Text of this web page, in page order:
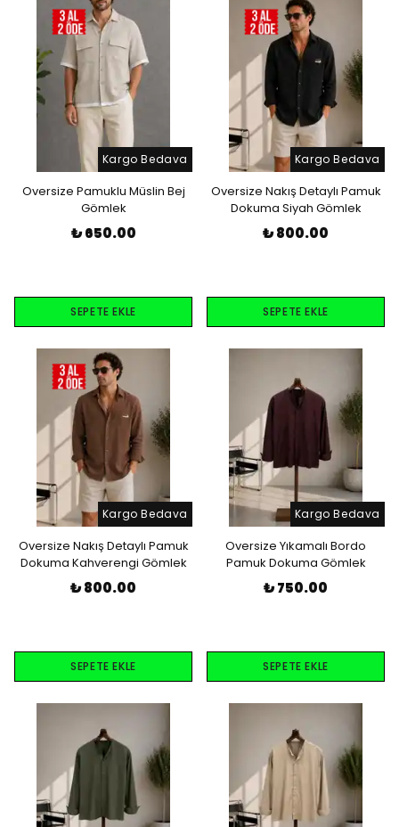
Kargo Bedava
Oversize Pamuklu Müslin Bej
Gömlek
₺ 650.00
SEPETE EKLE
Kargo Bedava
Oversize Nakış Detaylı Pamuk
Dokuma Siyah Gömlek
₺ 800.00
SEPETE EKLE
Kargo Bedava
Oversize Nakış Detaylı Pamuk
Dokuma Kahverengi Gömlek
₺ 800.00
SEPETE EKLE
Kargo Bedava
Oversize Yıkamalı Bordo
Pamuk Dokuma Gömlek
₺ 750.00
SEPETE EKLE